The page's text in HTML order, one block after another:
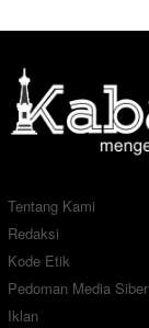
Tentang Kami
Redaksi
Kode Etik
Pedoman Media Siber
Iklan